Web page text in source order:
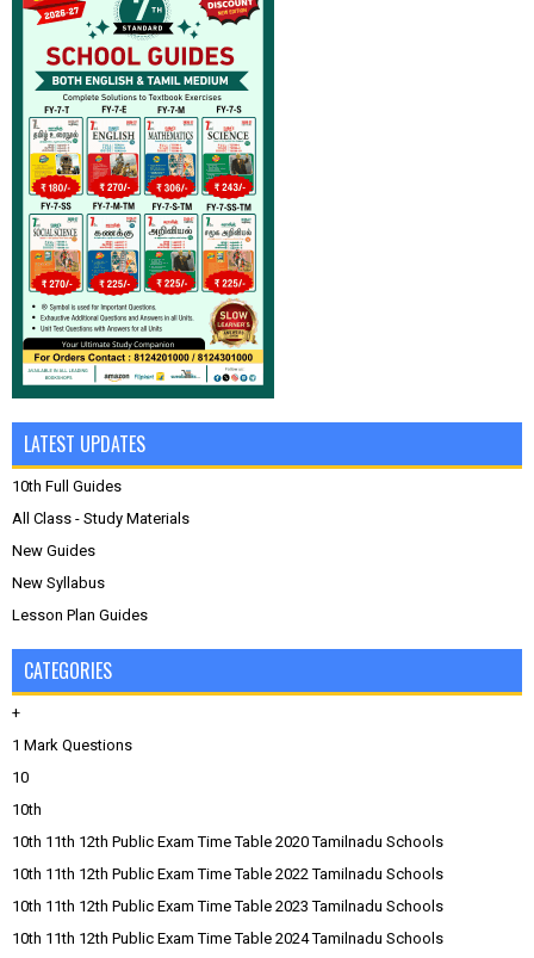
LATEST UPDATES
10th Full Guides
All Class - Study Materials
New Guides
New Syllabus
Lesson Plan Guides
CATEGORIES
+
1 Mark Questions
10
10th
10th 11th 12th Public Exam Time Table 2020 Tamilnadu Schools
10th 11th 12th Public Exam Time Table 2022 Tamilnadu Schools
10th 11th 12th Public Exam Time Table 2023 Tamilnadu Schools
10th 11th 12th Public Exam Time Table 2024 Tamilnadu Schools